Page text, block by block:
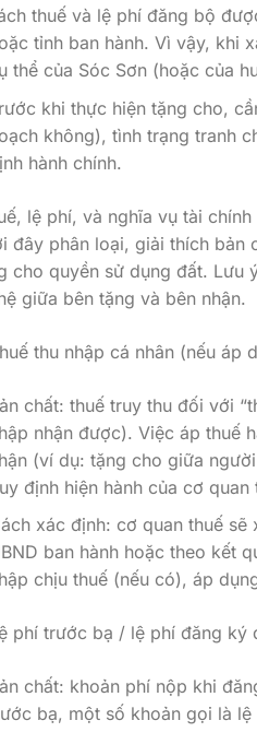
thuế và lệ phí đăng bộ
tỉnh ban hành. Vì vậy, khi
thể của Sóc Sơn (hoặc của
khi thực hiện tặng cho,
không), tình trạng tranh
hành chính.
lệ phí, và nghĩa vụ tài
đây phân loại, giải thích bản
cho quyền sử dụng đất. Lưu
giữa bên tặng và bên nhận.
thu nhập cá nhân (nếu áp
chất: thuế truy thu đối với
nhận được). Việc áp thuế
(ví dụ: tặng cho giữa
định hiện hành của cơ quan
xác định: cơ quan thuế
ban hành hoặc theo kết
chịu thuế (nếu có), áp
phí trước bạ / lệ phí đăng ký
chất: khoản phí nộp khi
bạ, một số khoản gọi là